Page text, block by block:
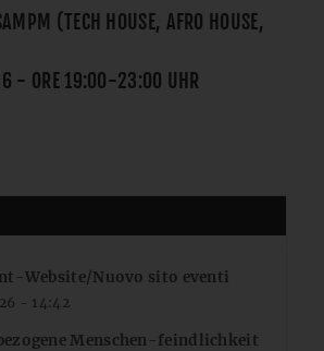
(TECH HOUSE, AFRO HOUSE,
- ORE 19:00-23:00 UHR
Website/Nuovo sito eventi
- 14:42
Menschen-feindlichkeit